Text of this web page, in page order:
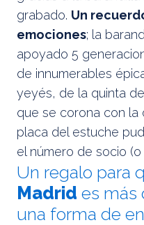
grabado. Un
emociones; la
apoyado 5
de innumerables
yeyés, de la quinta
que se corona con la
placa del estuche
el número de socio
Un regalo para
Madrid es más
una forma de